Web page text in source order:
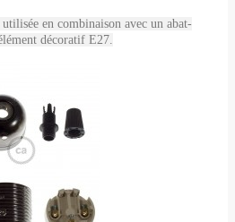
en combinaison avec un abat-
décoratif E27.